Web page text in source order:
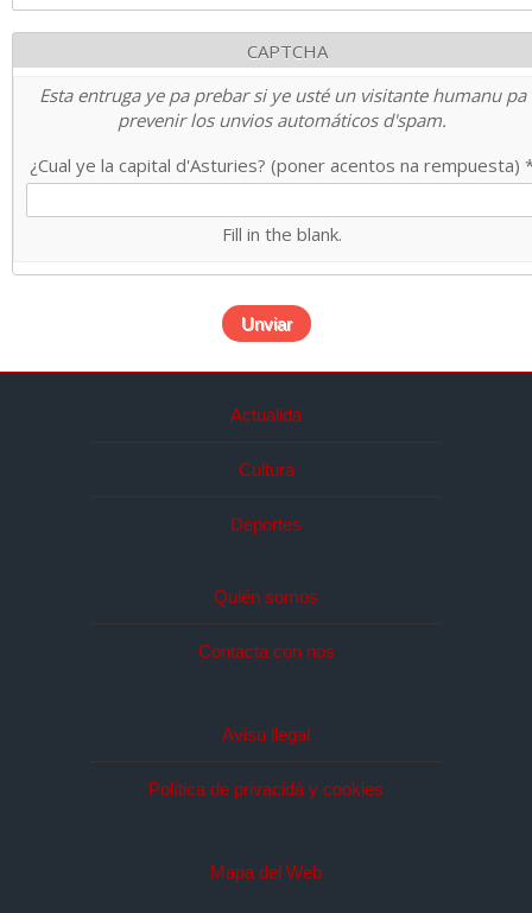
CAPTCHA
Esta entruga ye pa prebar si ye usté un visitante humanu pa
prevenir los unvios automáticos d'spam.
¿Cual ye la capital d'Asturies? (poner acentos na rempuesta)
Fill in the blank.
Actualidá
Cultura
Deportes
Quién somos
Contacta con nos
Avisu llegal
Política de privacidá y cookies
Mapa del Web